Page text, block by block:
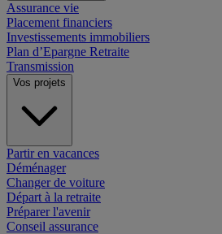
Assurance vie
Placement financiers
Investissements immobiliers
Plan d’Epargne Retraite
Transmission
Vos projets
Partir en vacances
Déménager
Changer de voiture
Départ à la retraite
Préparer l'avenir
Conseil assurance